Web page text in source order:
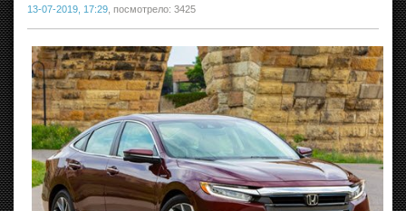
13-07-2019, 17:29 , посмотрело: 3425